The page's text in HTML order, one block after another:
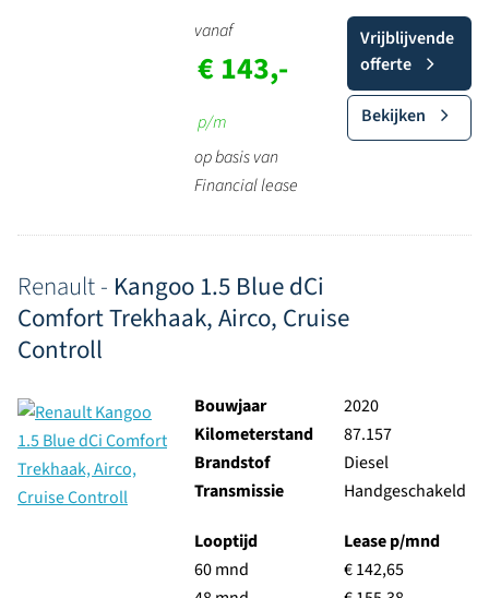
vanaf
€ 143,-
p/m
op basis van
Financial lease
Vrijblijvende
offerte
Bekijken
Renault - Kangoo 1.5 Blue dCi
Comfort Trekhaak, Airco, Cruise
Controll
Bouwjaar
2020
Kilometerstand
87.157
Brandstof
Diesel
Transmissie
Handgeschakeld
Looptijd
60 mnd
Lease p/mnd
€ 142,65